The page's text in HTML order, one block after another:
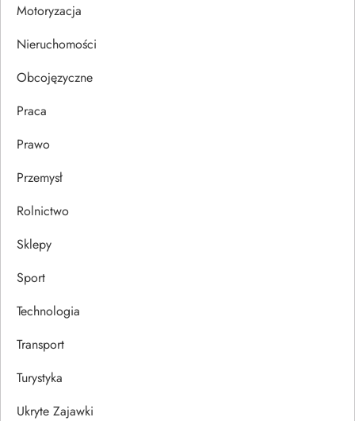
u
Motoryzacja
Nieruchomości
Obcojęzyczne
Praca
Prawo
Przemysł
Rolnictwo
Sklepy
Sport
Technologia
Transport
Turystyka
Ukryte Zajawki